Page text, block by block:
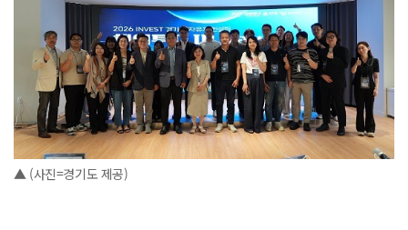
▲ (사진=경기도 제공)